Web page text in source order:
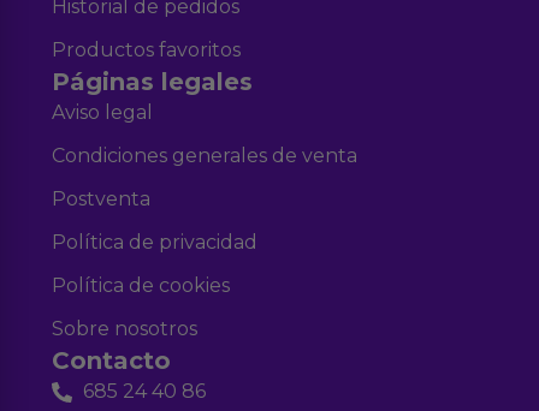
Historial de pedidos
Productos favoritos
Páginas legales
Aviso legal
Condiciones generales de venta
Postventa
Política de privacidad
Política de cookies
Sobre nosotros
Contacto
685 24 40 86